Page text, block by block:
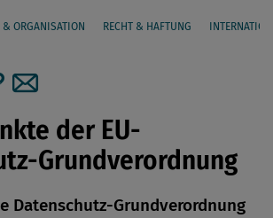
& ORGANISATION RECHT & HAFTUNG
teilen
der EU-
Grundverordnung
Datenschutz-Grundverordnung